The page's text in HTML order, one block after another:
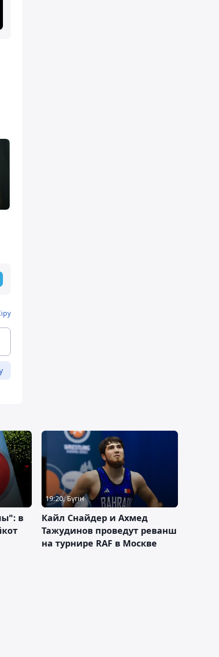
в
19:20, Бүгін
Кайл Снайдер и Ахмед
Тажудинов проведут реванш
на турнире RAF в Москве